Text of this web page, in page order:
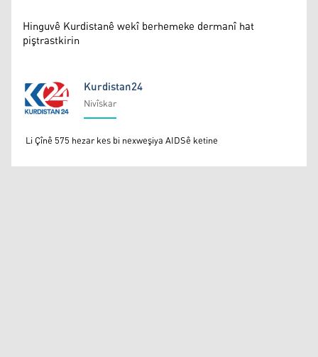
Hinguvê Kurdistanê wekî berhemeke dermanî hat
piştrastkirin
Kurdistan24
Kurdistan24
Nivîskar
Li Çînê 575 hezar kes bi nexweşiya AIDSê ketine